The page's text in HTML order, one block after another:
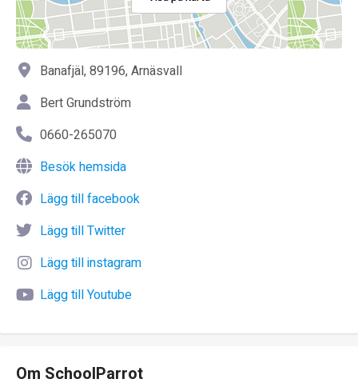
Banafjäl, 89196, Arnäsvall
Bert Grundström
0660-265070
Besök hemsida
Lägg till facebook
Lägg till Twitter
Lägg till instagram
Lägg till Youtube
Om SchoolParrot